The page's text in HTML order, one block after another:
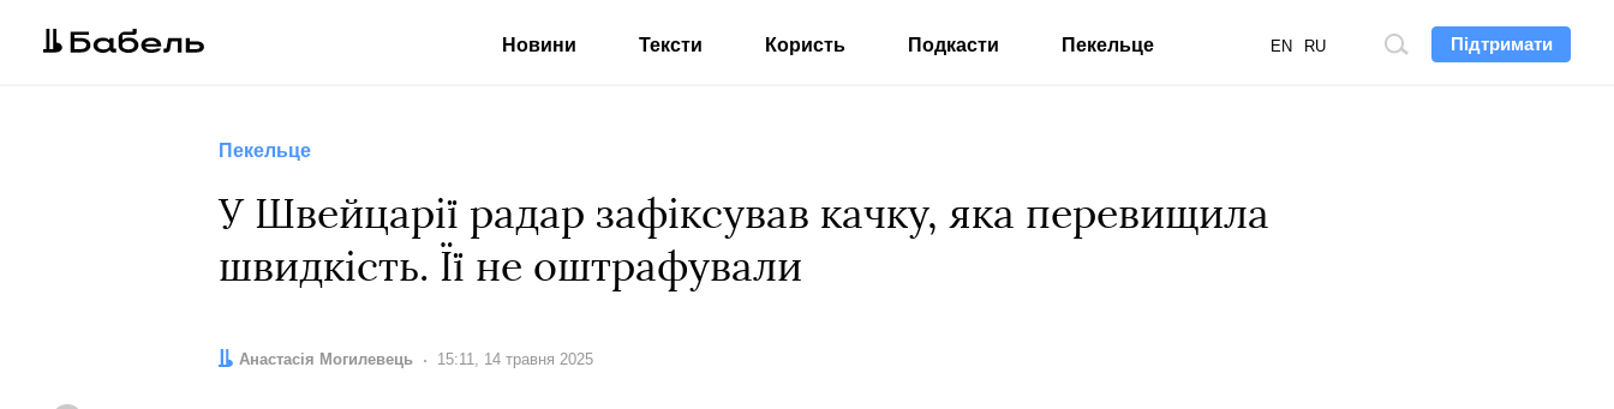
Підтримати
Пошук
EN RU
Новини Тексти Користь Подкасти Пекельце
Пекельце
У Швейцарії радар зафіксував качку, яка перевищила
швидкість. Її не оштрафували
Автор:
Анастасія Могилевець Дата:
15:11, 14 травня 2025